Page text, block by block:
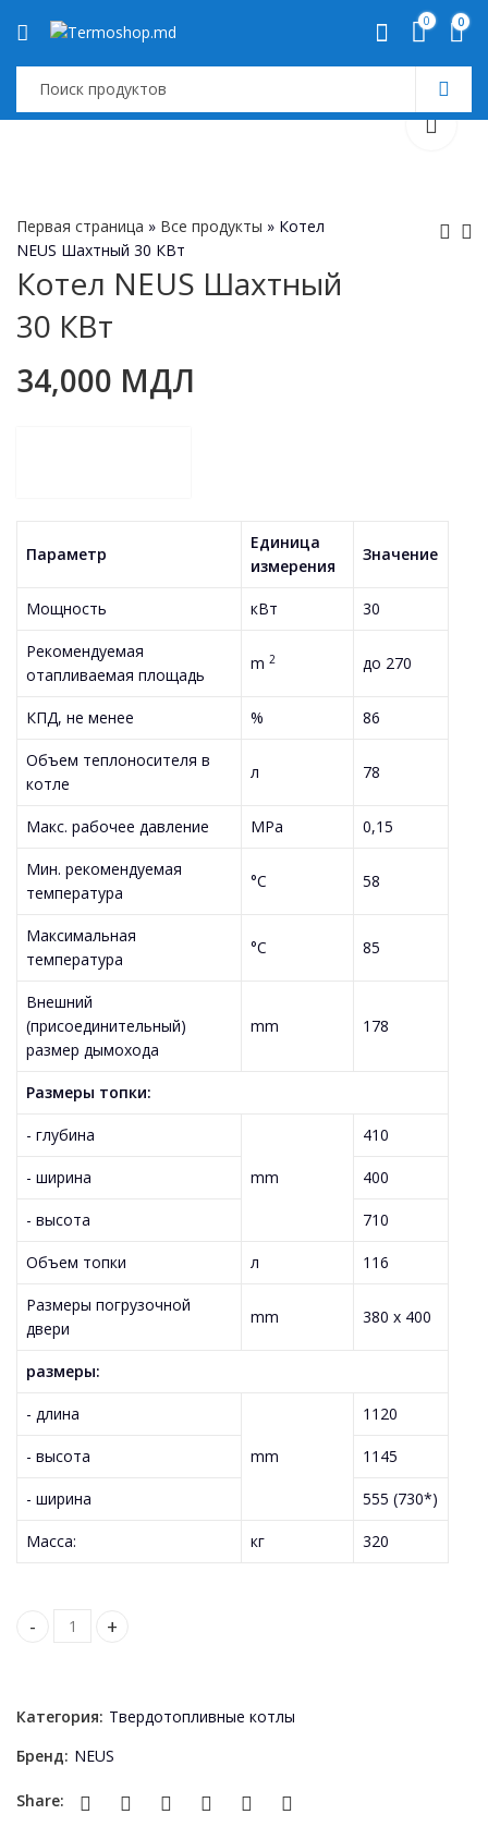
0 0
Первая страница » Все продукты » Котел
NEUS Шахтный 30 КВт
Котел NEUS Шахтный
30 КВт
Котел NEUS
34,000 МДЛ
Параметр
Единица
измерения
Значение
Мощность кВт 30
Рекомендуемая
отапливаемая площадь
m2 до 270
КПД, не менее % 86
Объем теплоносителя в
котле
л 78
Макс. рабочее давление MPa 0,15
Мин. рекомендуемая
температура
°C 58
Максимальная
температура
°C 85
Внешний
(присоединительный)
размер дымохода
mm 178
Размеры топки:
- глубина
mm
410
- ширина 400
- высота 710
Объем топки л 116
Размеры погрузочной
двери
mm 380 x 400
размеры:
- длина
mm
1120
- высота 1145
- ширина 555 (730*)
Масса: кг 320
Cazan NEUS Mine 30 KW quantity
Категория: Твердотопливные котлы
Бренд: NEUS
Share: